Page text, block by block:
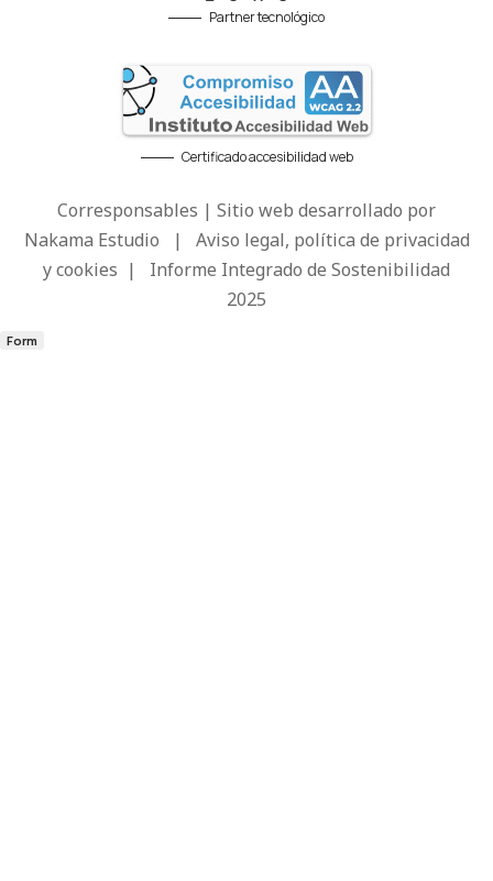
Partner tecnológico
Certificado accesibilidad web
Corresponsables | Sitio web desarrollado por
Nakama Estudio | Aviso legal, política de privacidad
y cookies | Informe Integrado de Sostenibilidad
2025
Form